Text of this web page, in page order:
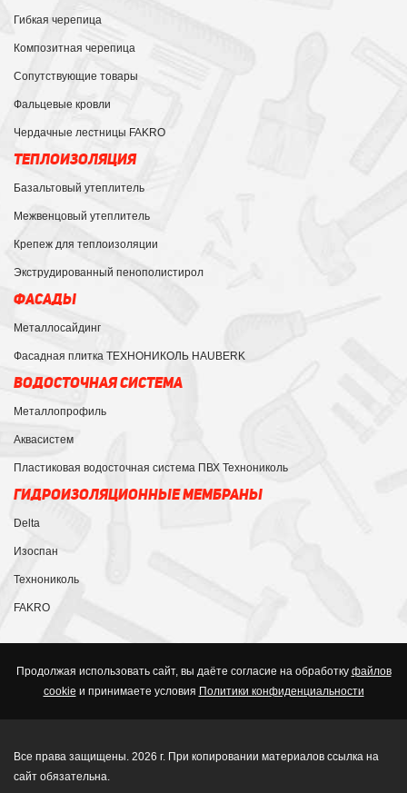
Гибкая черепица
Композитная черепица
Сопутствующие товары
Фальцевые кровли
Чердачные лестницы FAKRO
ТЕПЛОИЗОЛЯЦИЯ
Базальтовый утеплитель
Межвенцовый утеплитель
Крепеж для теплоизоляции
Экструдированный пенополистирол
ФАСАДЫ
Металлосайдинг
Фасадная плитка ТЕХНОНИКОЛЬ HAUBERK
ВОДОСТОЧНАЯ СИСТЕМА
Металлопрофиль
Аквасистем
Пластиковая водосточная система ПВХ Технониколь
ГИДРОИЗОЛЯЦИОННЫЕ МЕМБРАНЫ
Delta
Изоспан
Технониколь
FAKRO
Продолжая использовать сайт, вы даёте согласие на обработку файлов
cookie и принимаете условия Политики конфиденциальности
Все права защищены. 2026 г. При копировании материалов ссылка на
сайт обязательна.